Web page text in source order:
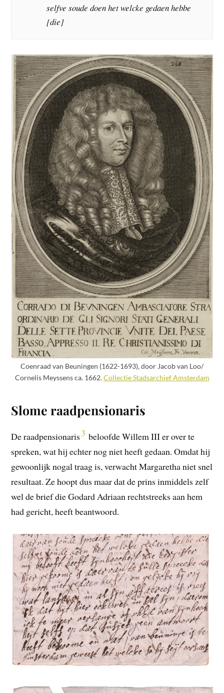
selfve soude doen het welcke gedaen hebbe
[die]
Coenraad van Beuningen (1622-1693), door Jacob van Loo/
Cornelis Meyssens ca. 1662.Collectie Stadsarchief Amsterdam
Slome raadpensionaris
De raadpensionaris3 beloofde Willem III er over te
spreken, wat hij echter nog niet heeft gedaan. Omdat hij
gewoonlijk nogal traag is, verwacht Margaretha niet snel
resultaat. Ze hoopt dus maar dat de prins inmiddels zelf
wel de brief die Godard Adriaan rechtstreeks aan hem
had gericht, heeft beantwoord.